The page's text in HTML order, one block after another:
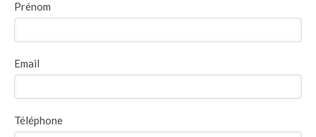
Prénom
Email
Téléphone